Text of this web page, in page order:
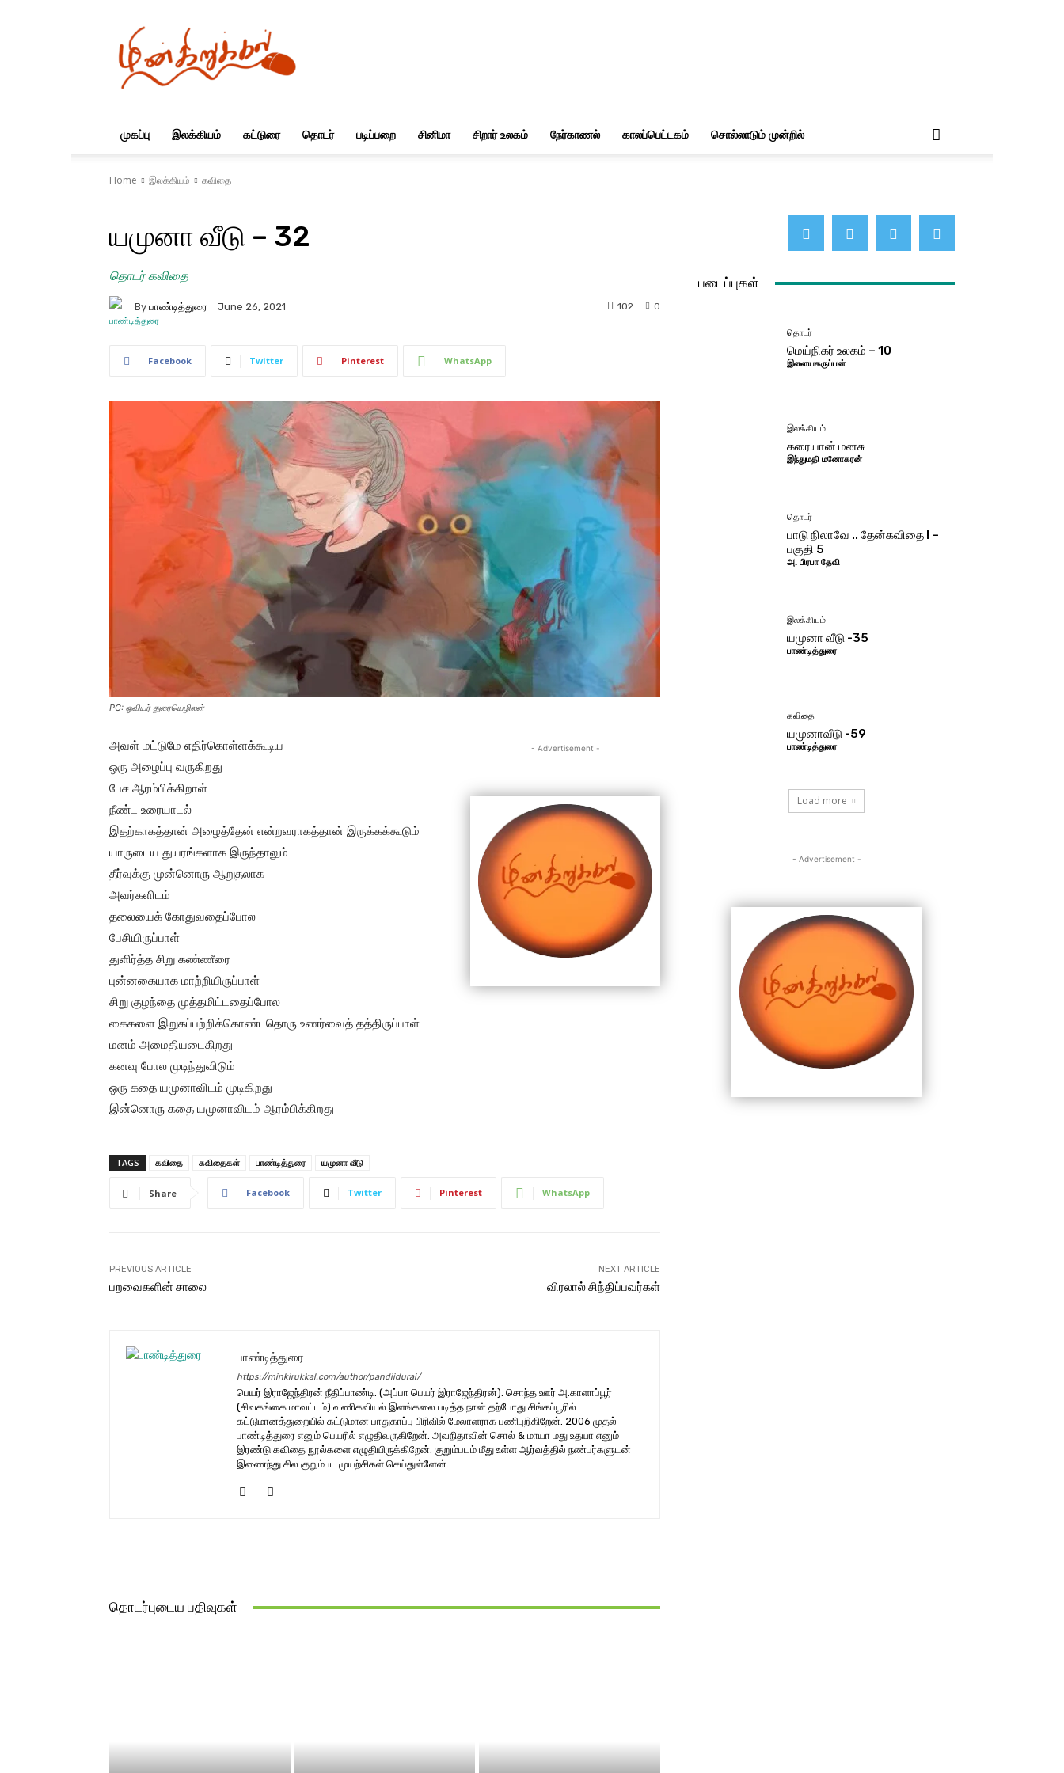
மின்கிறுக்கல்
முகப்பு இலக்கியம் கட்டுரை தொடர் படிப்பறை சினிமா சிறார் உலகம் நேர்காணல் காலப்பெட்டகம் சொல்லாடும் முன்றில்
Home இலக்கியம் கவிதை
யமுனா வீடு – 32
தொடர் கவிதை
By பாண்டித்துரை June 26, 2021 0
102
Facebook Twitter Pinterest WhatsApp
PC: ஓவியர் துரையெழிலன்
- Advertisement -
அவள் மட்டுமே எதிர்கொள்ளக்கூடிய
ஒரு அழைப்பு வருகிறது
பேச ஆரம்பிக்கிறாள்
நீண்ட உரையாடல்
இதற்காகத்தான் அழைத்தேன் என்றவராகத்தான் இருக்கக்கூடும்
யாருடைய துயரங்களாக இருந்தாலும்
தீர்வுக்கு முன்னொரு ஆறுதலாக
அவர்களிடம்
தலையைக் கோதுவதைப்போல
பேசியிருப்பாள்
துளிர்த்த சிறு கண்ணீரை
புன்னகையாக மாற்றியிருப்பாள்
சிறு குழந்தை முத்தமிட்டதைப்போல
கைகளை இறுகப்பற்றிக்கொண்டதொரு உணர்வைத் தத்திருப்பாள்
மனம் அமைதியடைகிறது
கனவு போல முடிந்துவிடும்
ஒரு கதை யமுனாவிடம் முடிகிறது
இன்னொரு கதை யமுனாவிடம் ஆரம்பிக்கிறது
TAGS கவிதை கவிதைகள் பாண்டித்துரை யமுனா வீடு
Share Facebook Twitter Pinterest WhatsApp
PREVIOUS ARTICLE
பறவைகளின் சாலை
NEXT ARTICLE
விரலால் சிந்திப்பவர்கள்
பாண்டித்துரை
https://minkirukkal.com/author/pandiidurai/
பெயர் இராஜேந்திரன் நீதிப்பாண்டி. (அப்பா பெயர் இராஜேந்திரன்). சொந்த ஊர் அ.காளாப்பூர்
(சிவகங்கை மாவட்டம்) வணிகவியல் இளங்கலை படித்த நான் தற்போது சிங்கப்பூரில்
கட்டுமானத்துறையில் கட்டுமான பாதுகாப்பு பிரிவில் மேலாளராக பணிபுறிகிறேன். 2006 முதல்
பாண்டித்துரை எனும் பெயரில் எழுதிவருகிறேன். அவநிதாவின் சொல் & மாயா மது உதயா எனும்
இரண்டு கவிதை நூல்களை எழுதியிருக்கிறேன். குறும்படம் மீது உள்ள ஆர்வத்தில் நண்பர்களுடன்
இணைந்து சில குறும்பட முயற்சிகள் செய்துள்ளேன்.
தொடர்புடைய பதிவுகள்
படைப்புகள்
தொடர்
மெய்நிகர் உலகம் – 10
இளையகருப்பன்
இலக்கியம்
கரையான் மனசு
இந்துமதி மனோகரன்
தொடர்
பாடு நிலாவே .. தேன்கவிதை ! –
பகுதி 5
அ. பிரபா தேவி
இலக்கியம்
யமுனா வீடு -35
பாண்டித்துரை
கவிதை
யமுனாவீடு -59
பாண்டித்துரை
Load more
- Advertisement -